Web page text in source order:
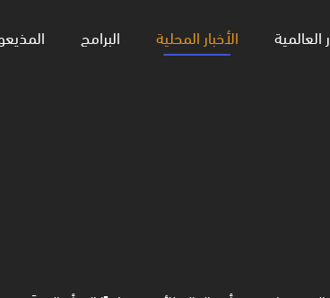
العالمية الأخبار المحلية البرامج